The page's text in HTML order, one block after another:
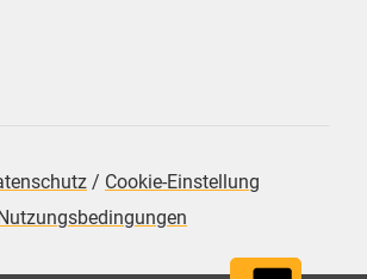
/ Cookie-Einstellung
Nutzungsbedingungen